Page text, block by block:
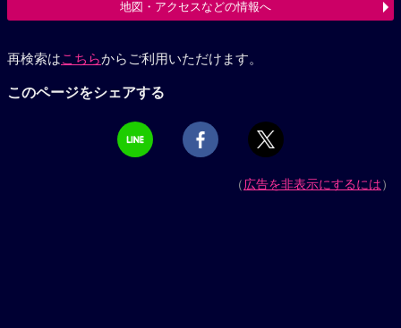
地図・アクセスなどの情報へ
再検索はこちらからご利用いただけます。
このページをシェアする
（広告を非表示にするには）